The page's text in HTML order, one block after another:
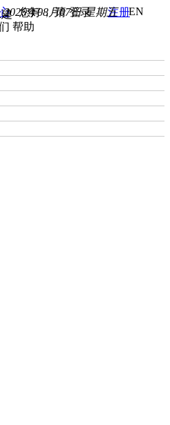
您好， 请登录 注册EN
2026年08月07日 星期五
帮助